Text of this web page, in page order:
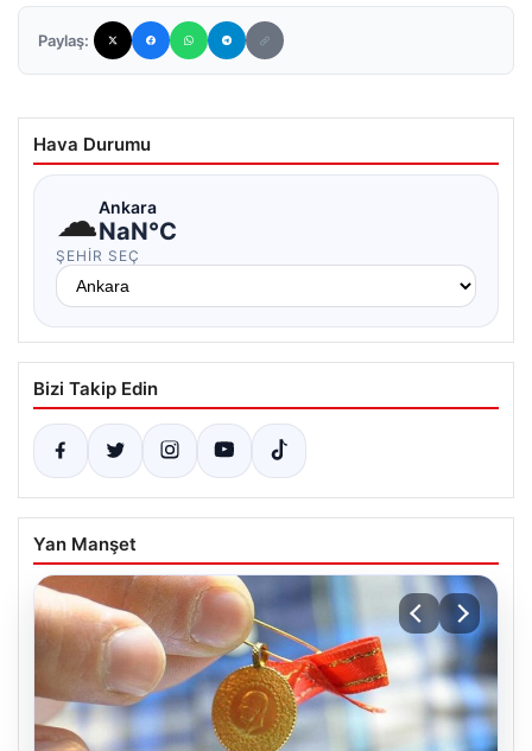
Paylaş:
Hava Durumu
☁Ankara
NaN°C
ŞEHIR SEÇ
Bizi Takip Edin
Yan Manşet